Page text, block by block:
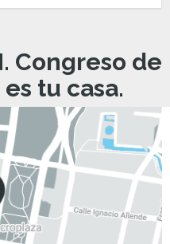
Congreso de
tu casa.